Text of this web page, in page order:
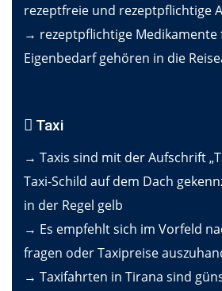
rezeptfreie und rezeptpflichtige
→ rezeptpflichtige Medikamente
Eigenbedarf gehören in die
Taxi
→ Taxis sind mit der Aufschrift
Taxi-Schild auf dem Dach
in der Regel gelb
→ Es empfehlt sich im Vorfeld
fragen oder Taxipreise
→ Taxifahrten in Tirana sind